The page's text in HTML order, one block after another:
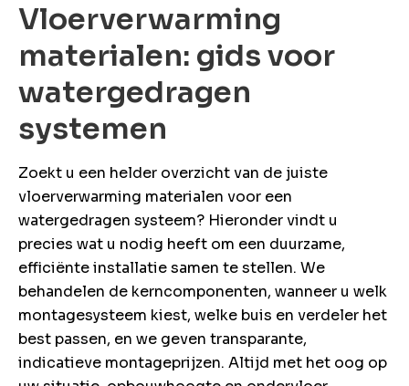
Snel &
2 uur
advies?
probleem!
contact
ons op
Vloerverwarming
materialen: gids voor
watergedragen
systemen
Zoekt u een helder overzicht van de juiste
vloerverwarming materialen voor een
watergedragen systeem? Hieronder vindt u
precies wat u nodig heeft om een duurzame,
efficiënte installatie samen te stellen. We
behandelen de kerncomponenten, wanneer u welk
montagesysteem kiest, welke buis en verdeler het
best passen, en we geven transparante,
indicatieve montageprijzen. Altijd met het oog op